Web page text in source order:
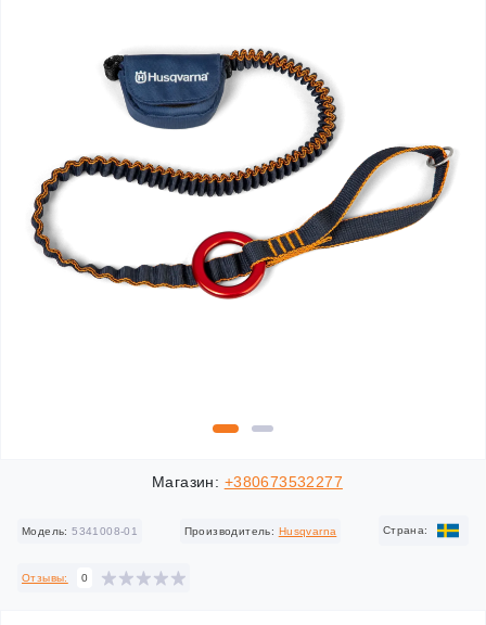
Магазин: +380673532277
Модель: 5341008-01 Производитель: Husqvarna Cтрана:
Отзывы: 0